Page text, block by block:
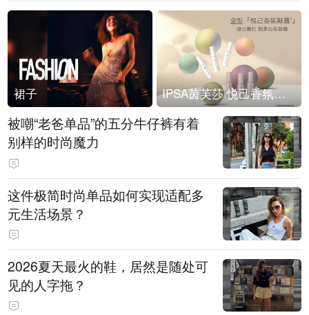
裙子 IPSA茵芙莎 悦己香氛凝露上市
被嘲“老爸单品”的五分牛仔裤有着
别样的时尚魔力
这件极简时尚单品如何实现适配多
元生活场景？
2026夏天最火的鞋，居然是随处可
见的人字拖？